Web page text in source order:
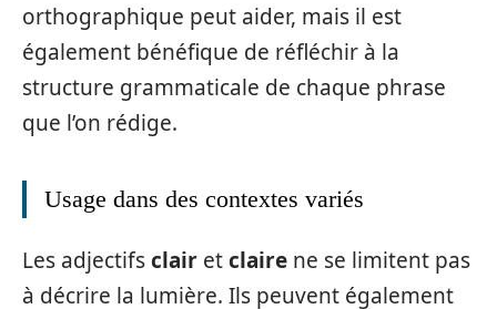
orthographique peut aider, mais il est
également bénéfique de réfléchir à la
structure grammaticale de chaque phrase
que l’on rédige.
Usage dans des contextes variés
Les adjectifsclair etclaire ne se limitent pas
à décrire la lumière. Ils peuvent également